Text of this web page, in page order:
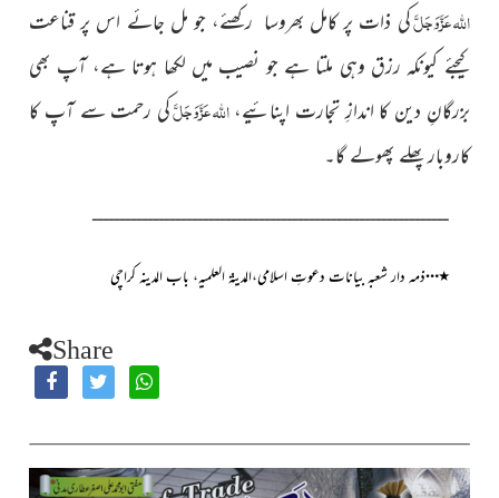
اللہعَزَّوَجَلَّکی ذات پر کامل بھروسا رکھئے، جو مل جائے اس پر قناعت
کیجئے کیونکہ رزق وہی ملتا ہے جو نصیب میں لکھا ہوتا ہے، آپ بھی
بزرگانِ دین کا اندازِ تجارت اپنائیے،اللہعَزَّوَجَلَّکی رحمت سے آپ کا
کاروبار پھلے پھولے گا۔
ــــــــــــــــــــــــــــــــــــــــــــــــــــــــــــــــ
٭…ذمہ دار شعبہ بیانات دعوتِ اسلامی،المدینۃ العلمیہ، باب المدینہ کراچی
Share